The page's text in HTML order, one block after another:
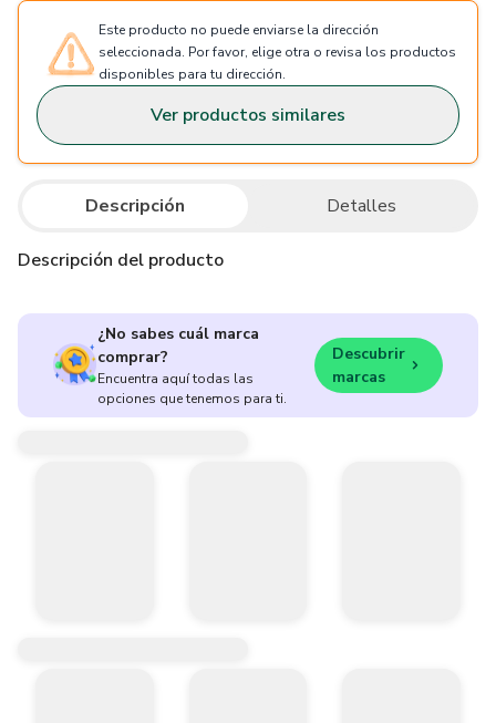
Este producto no puede enviarse la dirección
seleccionada. Por favor, elige otra o revisa los productos
disponibles para tu dirección.
Ver productos similares
Descripción Detalles
Descripción del producto
¿No sabes cuál marca
comprar?
Encuentra aquí todas las
opciones que tenemos para ti.
Descubrir
marcas